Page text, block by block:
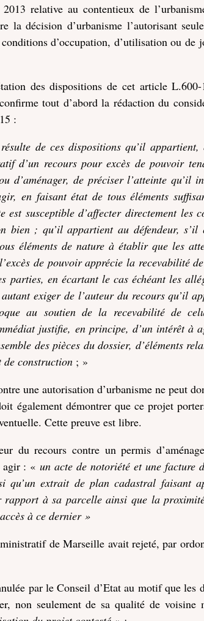
relative au contentieux de
la décision d’urbanisme l’autorisant
d’occupation, d’utilisation ou de
des dispositions de cet article
tout d’abord la rédaction du
:
de ces dispositions qu’il
d’un recours pour excès de pouvoir
d’aménager, de préciser l’atteinte qu’il
en faisant état de tous éléments
est susceptible d’affecter directement les
bien ; qu’il appartient au défendeur,
éléments de nature à établir que les
de pouvoir apprécie la recevabilité
parties, en écartant le cas échéant les
exiger de l’auteur du recours qu’il
au soutien de la recevabilité de
justifie, en principe, d’un intérêt à
des pièces du dossier, d’éléments
construction ; »
une autorisation d’urbanisme ne peut
également démontrer que ce projet
Cette preuve est libre.
du recours contre un permis
agir : «un acte de notoriété et une facture
qu’un extrait de plan cadastral faisant
rapport à sa parcelle ainsi que la
à ce dernier »
de Marseille avait rejeté, par
par le Conseil d’Etat au motif que les
non seulement de sa qualité de